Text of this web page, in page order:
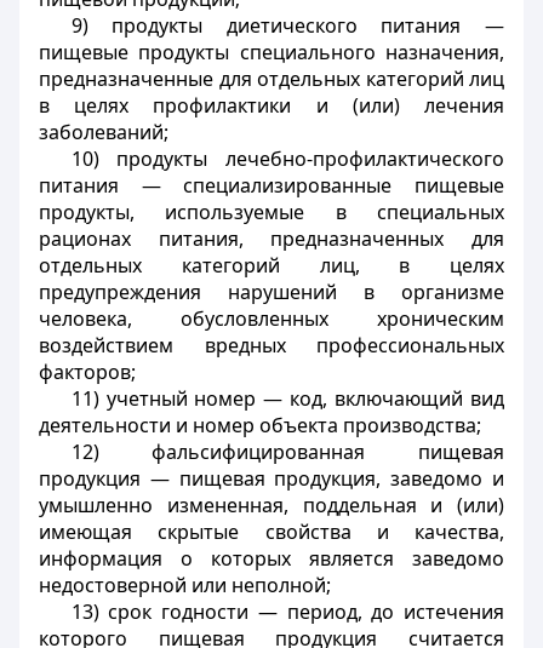
9) продукты диетического питания —
пищевые продукты специального назначения,
предназначенные для отдельных категорий лиц
в целях профилактики и (или) лечения
заболеваний;
10) продукты лечебно-профилактического
питания — специализированные пищевые
продукты, используемые в специальных
рационах питания, предназначенных для
отдельных категорий лиц, в целях
предупреждения нарушений в организме
человека, обусловленных хроническим
воздействием вредных профессиональных
факторов;
11) учетный номер — код, включающий вид
деятельности и номер объекта производства;
12) фальсифицированная пищевая
продукция — пищевая продукция, заведомо и
умышленно измененная, поддельная и (или)
имеющая скрытые свойства и качества,
информация о которых является заведомо
недостоверной или неполной;
13) срок годности — период, до истечения
которого пищевая продукция считается